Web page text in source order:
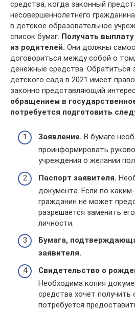
средства, когда законный
несовершеннолетнего
в детское образовательное
список бумаг. Получать
из родителей. Они должны
договориться между собой о
денежные средства. Обратиться
детского сада в 2021 имеет
законно представляющий
обращением в
потребуется подготовить
Заявление. В бумаге
проинформировать
учреждения о желании
Паспорт заявителя.
документа. Если по
гражданин не может
разрешается заменить
личности.
Бумага,
заявителя.
Свидетельство о
Необходима копия
средства хочет получить
потребуется